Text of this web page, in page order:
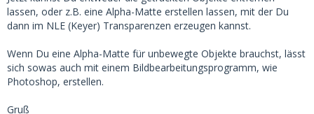
lassen, oder z.B. eine Alpha-Matte erstellen lassen, mit der Du
dann im NLE (Keyer) Transparenzen erzeugen kannst.
Wenn Du eine Alpha-Matte für unbewegte Objekte brauchst, lässt
sich sowas auch mit einem Bildbearbeitungsprogramm, wie
Photoshop, erstellen.
Gruß